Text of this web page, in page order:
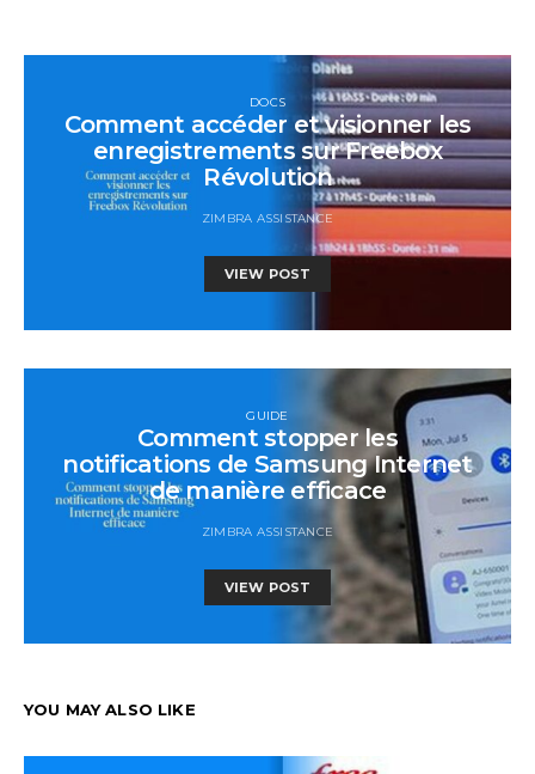
DOCS
Comment accéder et visionner les
enregistrements sur Freebox
Révolution
ZIMBRA ASSISTANCE
VIEW POST
GUIDE
Comment stopper les
notifications de Samsung Internet
de manière efficace
ZIMBRA ASSISTANCE
VIEW POST
YOU MAY ALSO LIKE